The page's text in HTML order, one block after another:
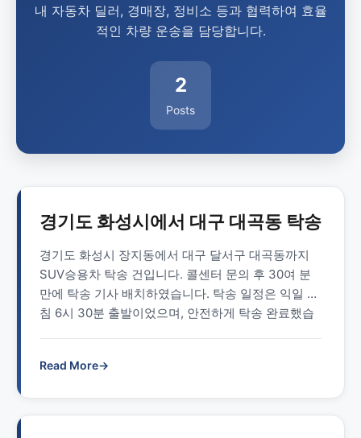
내 자동차 딜러, 경매장, 정비소 등과 협력하여 효율
적인 차량 운송을 담당합니다.
2
Posts
경기도 화성시에서 대구 대곡동 탁송
경기도 화성시 장지동에서 대구 달서구 대곡동까지
SUV승용차 탁송 건입니다. 콜센터 문의 후 30여 분
만에 탁송 기사 배치하였습니다. 탁송 일정은 익일 아
침 6시 30분 출발이었으며, 안전하게 탁송 완료했습
제해 이용 금액의 5%인 4,500원이 마일리지로 적립
Read More→